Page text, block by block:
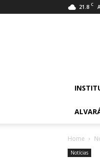
21.8 C
do
Home
Notícias